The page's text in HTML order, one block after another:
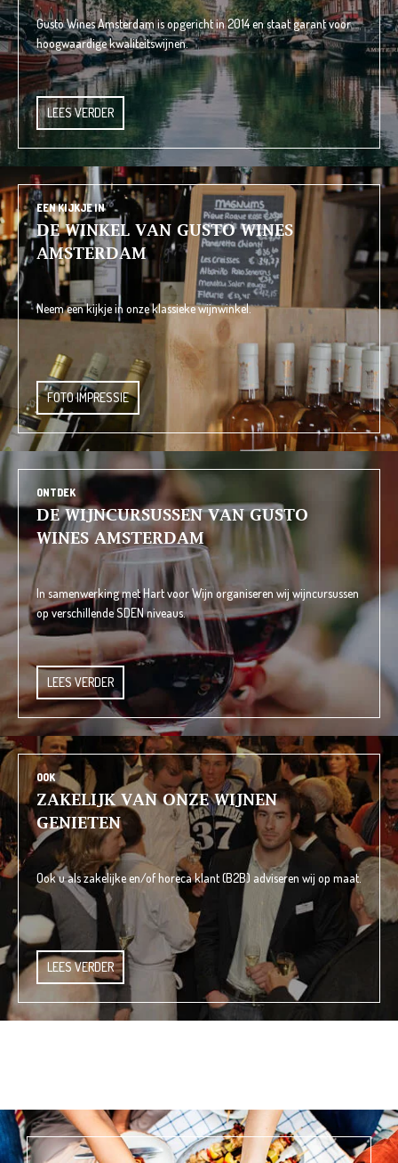
Gusto Wines Amsterdam is opgericht in 2014 en staat garant voor
hoogwaardige kwaliteitswijnen.
LEES VERDER
EEN KIJKJE IN
DE WINKEL VAN GUSTO WINES
AMSTERDAM
Neem een kijkje in onze klassieke wijnwinkel.
FOTO IMPRESSIE
ONTDEK
DE WIJNCURSUSSEN VAN GUSTO
WINES AMSTERDAM
In samenwerking met Hart voor Wijn organiseren wij wijncursussen
op verschillende SDEN niveaus.
LEES VERDER
OOK
ZAKELIJK VAN ONZE WIJNEN
GENIETEN
Ook u als zakelijke en/of horeca klant (B2B) adviseren wij op maat.
LEES VERDER